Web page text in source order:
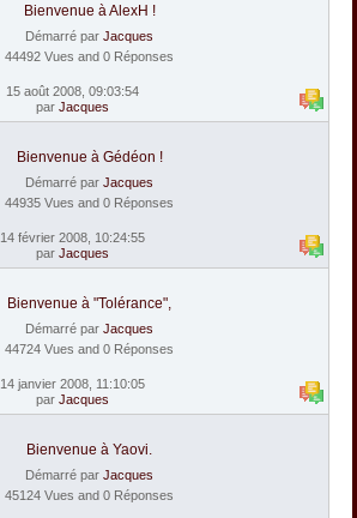
Bienvenue à AlexH !
Démarré par Jacques
44492 Vues and 0 Réponses
15 août 2008, 09:03:54
par Jacques
Bienvenue à Gédéon !
Démarré par Jacques
44935 Vues and 0 Réponses
14 février 2008, 10:24:55
par Jacques
Bienvenue à "Tolérance",
Démarré par Jacques
44724 Vues and 0 Réponses
14 janvier 2008, 11:10:05
par Jacques
Bienvenue à Yaovi.
Démarré par Jacques
45124 Vues and 0 Réponses